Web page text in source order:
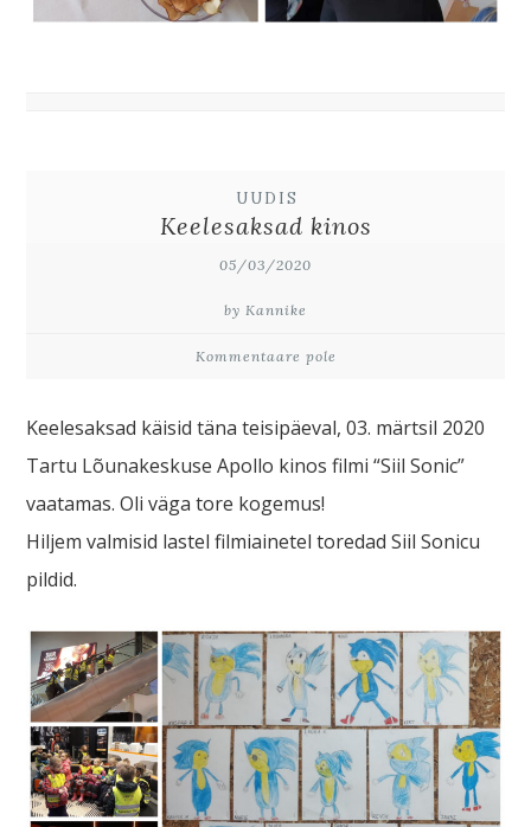
UUDIS
Keelesaksad kinos
05/03/2020
by Kannike
Kommentaare pole
Keelesaksad käisid täna teisipäeval, 03. märtsil 2020
Tartu Lõunakeskuse Apollo kinos filmi “Siil Sonic”
vaatamas. Oli väga tore kogemus!
Hiljem valmisid lastel filmiainetel toredad Siil Sonicu
pildid.